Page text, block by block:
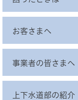
お客さまへ
事業者の皆さまへ
上下水道部の紹介